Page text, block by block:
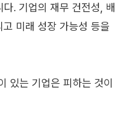
. 기업의 재무 건전성, 배
미래 성장 가능성 등을
있는 기업은 피하는 것이